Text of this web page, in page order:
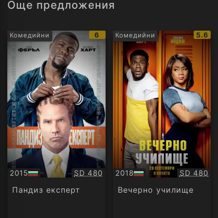
Още предложения
Комедийни
IMDb
рейтинг:
6
2015
БГ
аудио
Качество:
SD 480
Пандиз експерт
Комедийни
IMDb
5.6
2018
БГ
аудио
SD 480
Вечерно училище